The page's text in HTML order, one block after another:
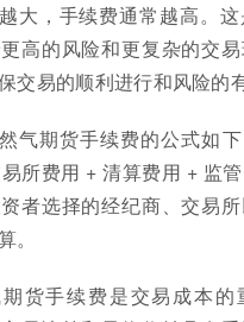
大，手续费通常越高。
高的风险和更复杂的交
交易的顺利进行和风险的
气期货手续费的公式如
所费用 + 清算费用 + 监
者选择的经纪商、交易
。
货手续费是交易成本的